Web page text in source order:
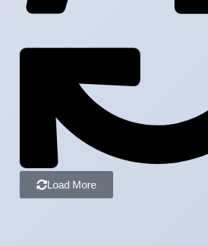
Load More